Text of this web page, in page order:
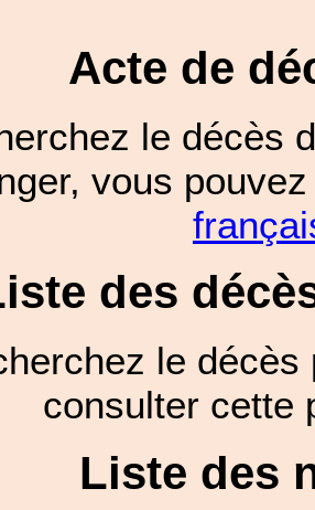
Acte de
le décès
vous
des
le
consulter
Liste des